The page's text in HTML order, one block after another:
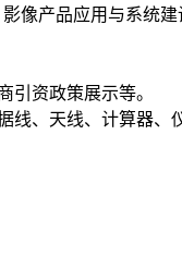
像产品应用与系统建
资政策展示等。
、天线、计算器、